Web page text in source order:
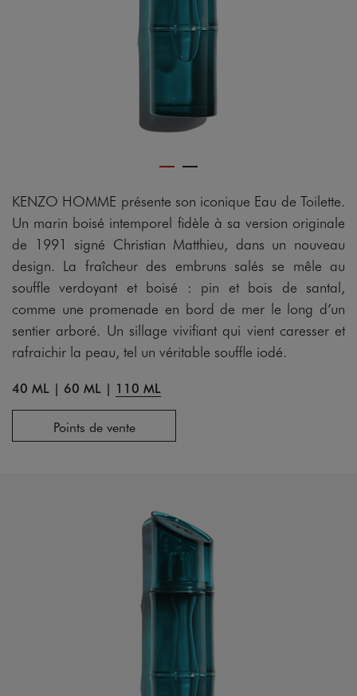
KENZO HOMME présente son iconique Eau de Toilette.
Un marin boisé intemporel fidèle à sa version originale
de 1991 signé Christian Matthieu, dans un nouveau
design. La fraîcheur des embruns salés se mêle au
souffle verdoyant et boisé : pin et bois de santal,
comme une promenade en bord de mer le long d’un
sentier arboré. Un sillage vivifiant qui vient caresser et
rafraichir la peau, tel un véritable souffle iodé.
40 ML | 60 ML | 110 ML
Points de vente